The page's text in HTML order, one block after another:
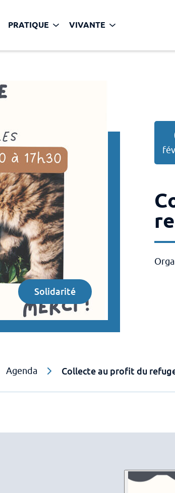
PRATIQUE VIVANTE
Solidarité
Agenda Collecte au profit du